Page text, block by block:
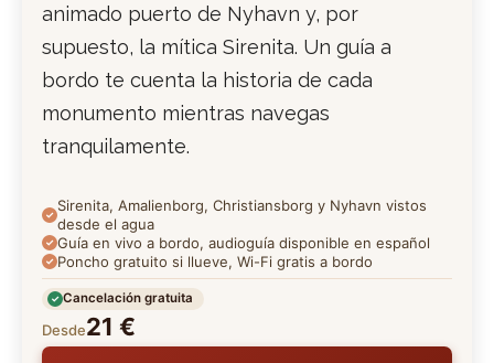
animado puerto de Nyhavn y, por
supuesto, la mítica Sirenita. Un guía a
bordo te cuenta la historia de cada
monumento mientras navegas
tranquilamente.
Sirenita, Amalienborg, Christiansborg y Nyhavn vistos
desde el agua
Guía en vivo a bordo, audioguía disponible en español
Poncho gratuito si llueve, Wi-Fi gratis a bordo
Cancelación gratuita
Desde21 €